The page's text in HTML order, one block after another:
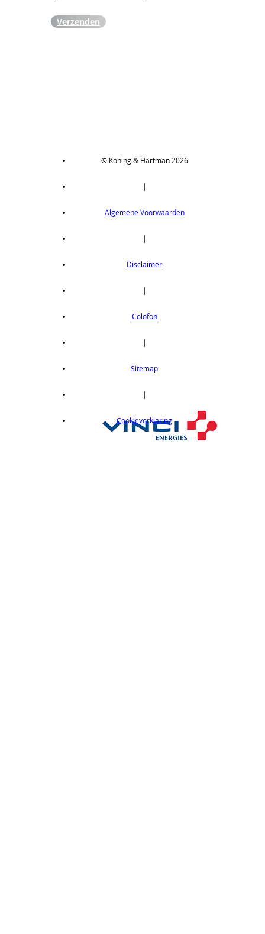
Verzenden
© Koning & Hartman 2026
|
Algemene Voorwaarden
|
Disclaimer
|
Colofon
|
Sitemap
|
Cookieverklaring